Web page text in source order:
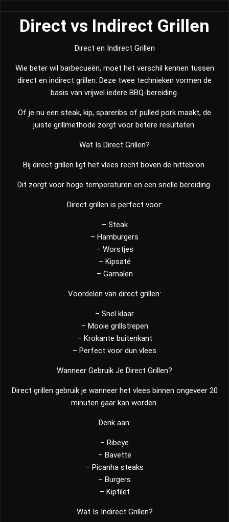
Direct vs Indirect Grillen
Direct en Indirect Grillen
Wie beter wil barbecueën, moet het verschil kennen tussen
direct en indirect grillen. Deze twee technieken vormen de
basis van vrijwel iedere BBQ-bereiding.
Of je nu een steak, kip, spareribs of pulled pork maakt, de
juiste grillmethode zorgt voor betere resultaten.
Wat Is Direct Grillen?
Bij direct grillen ligt het vlees recht boven de hittebron.
Dit zorgt voor hoge temperaturen en een snelle bereiding.
Direct grillen is perfect voor:
– Steak
– Hamburgers
– Worstjes
– Kipsaté
– Garnalen
Voordelen van direct grillen:
– Snel klaar
– Mooie grillstrepen
– Krokante buitenkant
– Perfect voor dun vlees
Wanneer Gebruik Je Direct Grillen?
Direct grillen gebruik je wanneer het vlees binnen ongeveer 20
minuten gaar kan worden.
Denk aan:
– Ribeye
– Bavette
– Picanha steaks
– Burgers
– Kipfilet
Wat Is Indirect Grillen?